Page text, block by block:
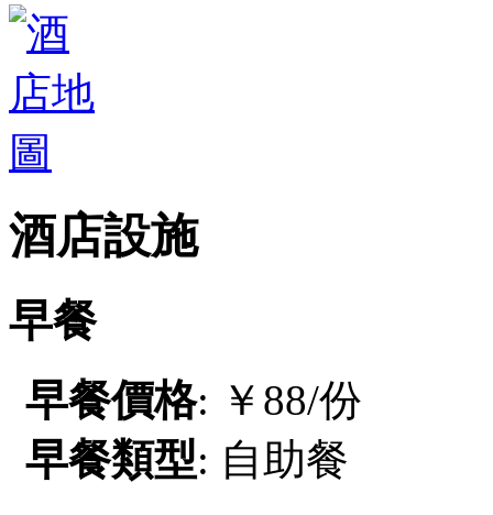
酒店設施
早餐
早餐價格: ￥88/份
早餐類型: 自助餐